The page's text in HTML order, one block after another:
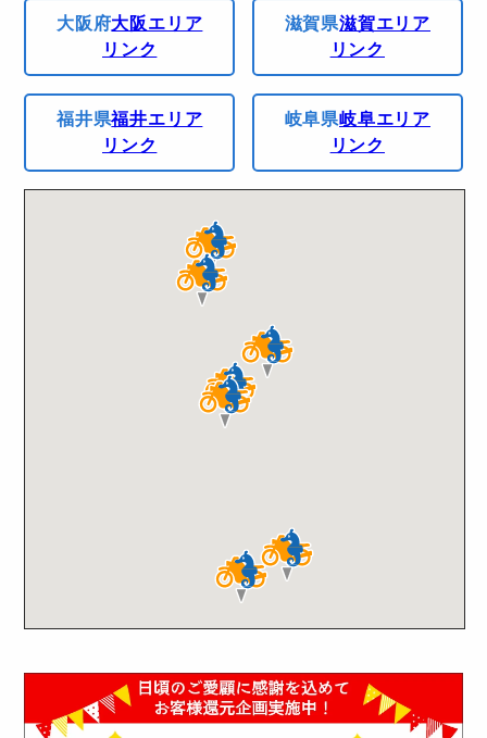
大阪府大阪エリア
リンク
滋賀県滋賀エリア
リンク
福井県福井エリア
リンク
岐阜県岐阜エリア
リンク